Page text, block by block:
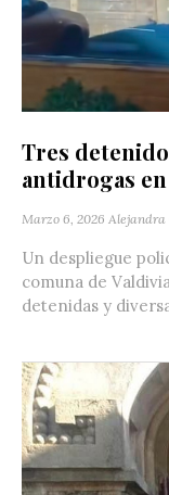
Tres
antidrogas
Marzo 6, 2026 Alejandra
Un despliegue
comuna de
detenidas y